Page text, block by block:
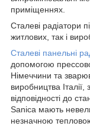
приміщеннях.
Сталеві радіатори
житлових, так і
Сталеві панельні
допомогою
Німеччини та
виробництва Італії,
відповідності до
Sanica мають
незначною